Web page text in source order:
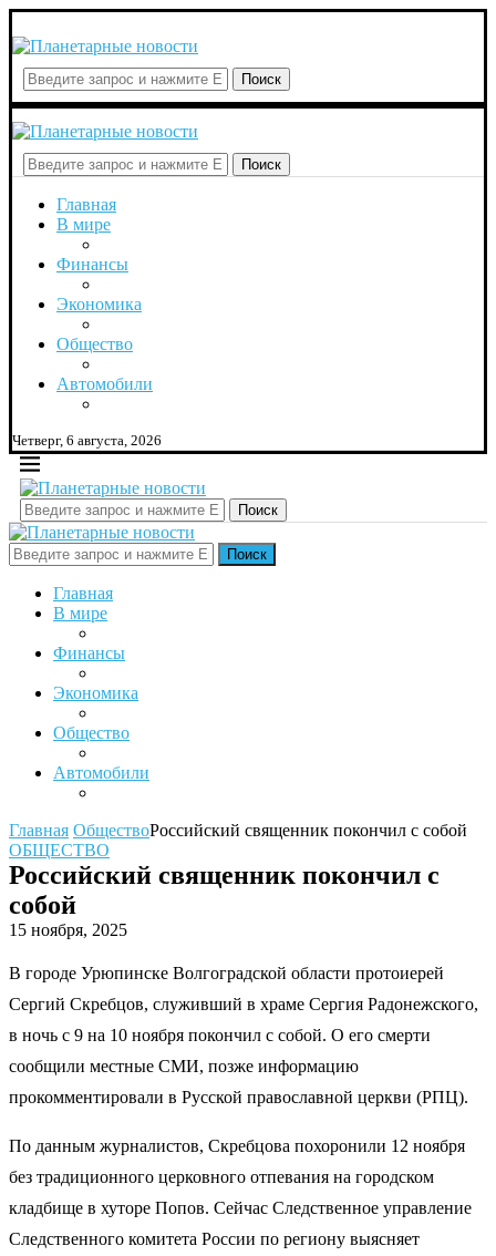
Поиск
Поиск
Главная
В мире
Финансы
Экономика
Общество
Автомобили
Четверг, 6 августа, 2026
Поиск
Поиск
Главная
В мире
Финансы
Экономика
Общество
Автомобили
Главная ОбществоРоссийский священник покончил с собой
ОБЩЕСТВО
Российский священник покончил с
собой
15 ноября, 2025
В городе Урюпинске Волгоградской области протоиерей
Сергий Скребцов, служивший в храме Сергия Радонежского,
в ночь с 9 на 10 ноября покончил с собой. О его смерти
сообщили местные СМИ, позже информацию
прокомментировали в Русской православной церкви (РПЦ).
По данным журналистов, Скребцова похоронили 12 ноября
без традиционного церковного отпевания на городском
кладбище в хуторе Попов. Сейчас Следственное управление
Следственного комитета России по региону выясняет